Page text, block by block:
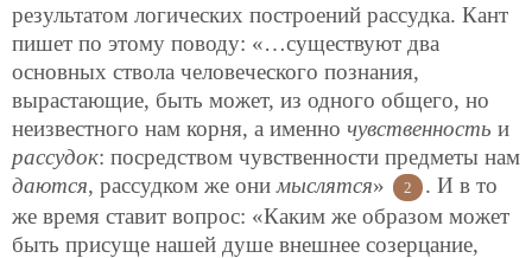
результатом логических построений рассудка. Кант
пишет по этому поводу: «…существуют два
основных ствола человеческого познания,
вырастающие, быть может, из одного общего, но
неизвестного нам корня, а именно чувственность и
рассудок: посредством чувственности предметы нам
даются, рассудком же онимыслятся» 2
. И в то
же время ставит вопрос: «Каким же образом может
быть присуще нашей душе внешнее созерцание,